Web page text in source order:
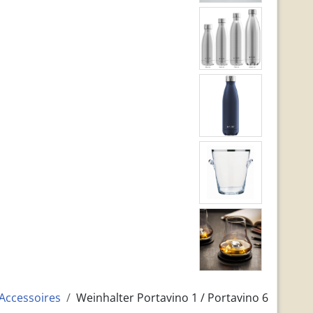
Weinhalter Portavino 1 / Portavino 6